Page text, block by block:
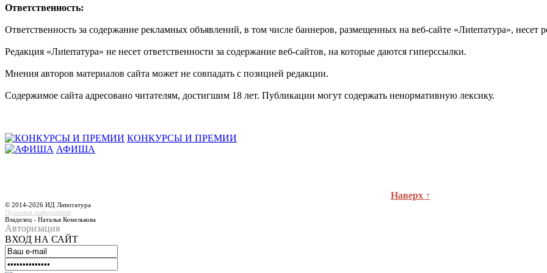
Ответственность:
Ответственность за содержание рекламных объявлений, в том числе баннеров, размещенных на веб-сайте «Лиterraтура», несет
Редакция «Лиterraтура» не несет ответственности за содержание веб-сайтов, на которые даются гиперссылки.
Мнения авторов материалов сайта может не совпадать с позицией редакции.
Содержимое сайта адресовано читателям, достигшим 18 лет. Публикации могут содержать ненормативную лексику.
КОНКУРСЫ И ПРЕМИИ
АФИША
Наверх ↑
© 2014-2026 ИД Лиterraтура
Правовая информация
Владелец - Наталья Комелькова
Авторизация
ВХОД НА САЙТ